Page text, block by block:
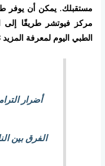
مستقبلك. يمكن أن يوفر
مركز فيوتشر طريقًا إلى
الطبي اليوم لمعرفة المزيد 01029275503.
أضرار
الفرق بين